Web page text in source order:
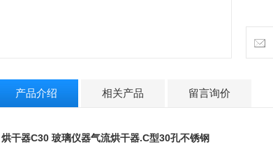
产品介绍 相关产品 留言询价
烘干器C30 玻璃仪器气流烘干器.C型30孔不锈钢